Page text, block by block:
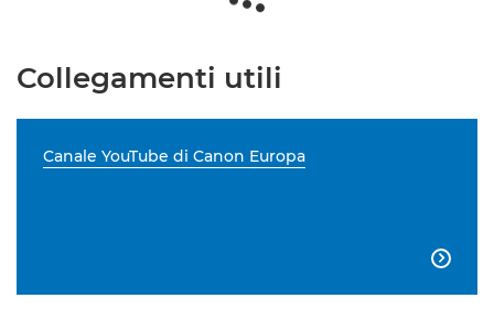
Collegamenti utili
Canale YouTube di Canon Europa
